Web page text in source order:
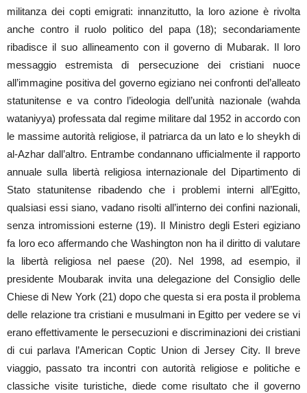
militanza dei copti emigrati: innanzitutto, la loro azione è rivolta
anche contro il ruolo politico del papa (18); secondariamente
ribadisce il suo allineamento con il governo di Mubarak. Il loro
messaggio estremista di persecuzione dei cristiani nuoce
all’immagine positiva del governo egiziano nei confronti del’alleato
statunitense e va contro l’ideologia dell’unità nazionale (wahda
wataniyya) professata dal regime militare dal 1952 in accordo con
le massime autorità religiose, il patriarca da un lato e lo sheykh di
al-Azhar dall’altro. Entrambe condannano ufficialmente il rapporto
annuale sulla libertà religiosa internazionale del Dipartimento di
Stato statunitense ribadendo che i problemi interni all’Egitto,
qualsiasi essi siano, vadano risolti all’interno dei confini nazionali,
senza intromissioni esterne (19). Il Ministro degli Esteri egiziano
fa loro eco affermando che Washington non ha il diritto di valutare
la libertà religiosa nel paese (20). Nel 1998, ad esempio, il
presidente Moubarak invita una delegazione del Consiglio delle
Chiese di New York (21) dopo che questa si era posta il problema
delle relazione tra cristiani e musulmani in Egitto per vedere se vi
erano effettivamente le persecuzioni e discriminazioni dei cristiani
di cui parlava l’American Coptic Union di Jersey City. Il breve
viaggio, passato tra incontri con autorità religiose e politiche e
classiche visite turistiche, diede come risultato che il governo